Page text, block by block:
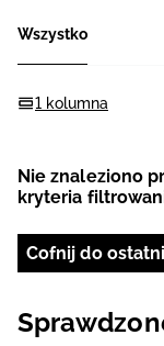
Wszystko
1 kolumna
Nie znaleziono
kryteria
Cofnij do